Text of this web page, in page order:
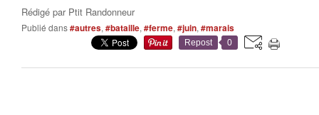
Rédigé par Ptit Randonneur
Publié dans#autres, #bataille, #ferme, #juin, #marais
Repost 0